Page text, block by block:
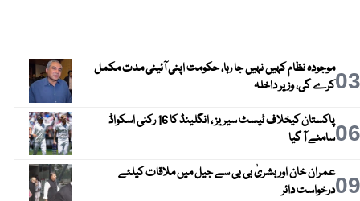
03موجودہ نظام کہیں نہیں جا رہا، حکومت اپنی آئینی مدت مکمل
کرے گی، وزیر داخلہ
06
پاکستان کیخلاف ٹیسٹ سیریز ، انگلینڈ کا 16 رکنی اسکواڈ
سامنے آ گیا
09عمران خان اور بشریٰ بی بی سے جیل میں ملاقات کیلئے
درخواست دائر